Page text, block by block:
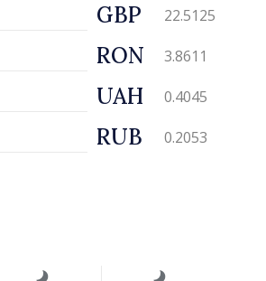
GBP 22.5125
RON 3.8611
UAH 0.4045
RUB 0.2053